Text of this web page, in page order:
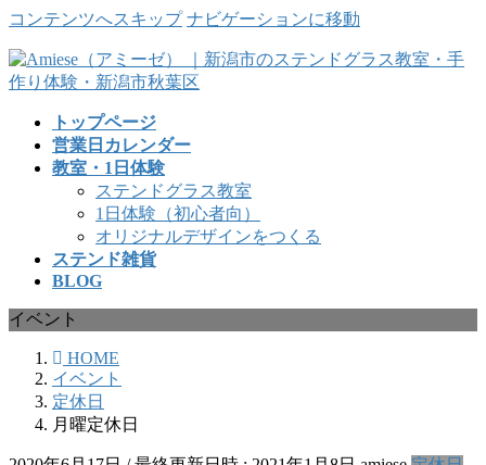
コンテンツへスキップ ナビゲーションに移動
トップページ
営業日カレンダー
教室・1日体験
ステンドグラス教室
1日体験（初心者向）
オリジナルデザインをつくる
ステンド雑貨
BLOG
イベント
HOME
イベント
定休日
月曜定休日